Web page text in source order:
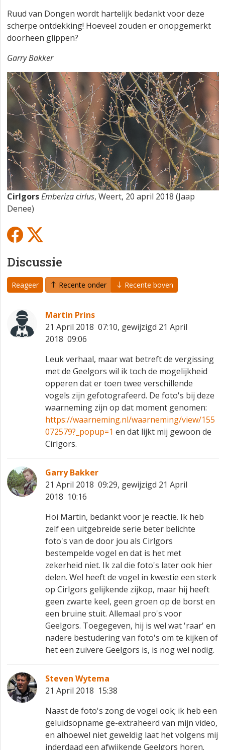
Ruud van Dongen wordt hartelijk bedankt voor deze
scherpe ontdekking! Hoeveel zouden er onopgemerkt
doorheen glippen?
Garry Bakker
CirlgorsEmberiza cirlus, Weert, 20 april 2018 (Jaap
Denee)
Discussie
Reageer Recente onder Recente boven
Martin Prins
21 April 2018 07:10, gewijzigd 21 April
2018 09:06
Leuk verhaal, maar wat betreft de vergissing
met de Geelgors wil ik toch de mogelijkheid
opperen dat er toen twee verschillende
vogels zijn gefotografeerd. De foto's bij deze
waarneming zijn op dat moment genomen:
https://waarneming.nl/waarneming/view/155
072579?_popup=1 en dat lijkt mij gewoon de
Cirlgors.
Garry Bakker
21 April 2018 09:29, gewijzigd 21 April
2018 10:16
Hoi Martin, bedankt voor je reactie. Ik heb
zelf een uitgebreide serie beter belichte
foto's van de door jou als Cirlgors
bestempelde vogel en dat is het met
zekerheid niet. Ik zal die foto's later ook hier
delen. Wel heeft de vogel in kwestie een sterk
op Cirlgors gelijkende zijkop, maar hij heeft
geen zwarte keel, geen groen op de borst en
een bruine stuit. Allemaal pro's voor
Geelgors. Toegegeven, hij is wel wat 'raar' en
nadere bestudering van foto's om te kijken of
het een zuivere Geelgors is, is nog wel nodig.
Steven Wytema
21 April 2018 15:38
Naast de foto's zong de vogel ook; ik heb een
geluidsopname ge-extraheerd van mijn video,
en alhoewel niet geweldig laat het volgens mij
inderdaad een afwijkende Geelgors horen.